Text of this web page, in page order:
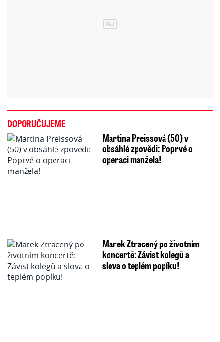
DOPORUČUJEME
Martina Preissová (50) v
obsáhlé zpovědi: Poprvé o
operaci manžela!
Marek Ztracený po životním
koncertě: Závist kolegů a
slova o teplém popíku!